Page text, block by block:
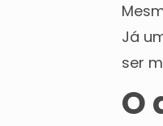
Já
ser
O